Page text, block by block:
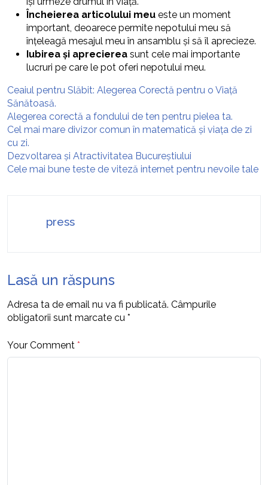
Încheierea articolului meu este un moment
important, deoarece permite nepotului meu să
înțeleagă mesajul meu în ansamblu și să îl aprecieze.
Iubirea și aprecierea sunt cele mai importante
lucruri pe care le pot oferi nepotului meu.
Ceaiul pentru Slăbit: Alegerea Corectă pentru o Viață
Sănătoasă.
Alegerea corectă a fondului de ten pentru pielea ta.
Cel mai mare divizor comun în matematică și viața de zi
cu zi.
Dezvoltarea și Atractivitatea Bucureștiului
Cele mai bune teste de viteză internet pentru nevoile tale
press
Lasă un răspuns
Adresa ta de email nu va fi publicată. Câmpurile
obligatorii sunt marcate cu *
Your Comment *